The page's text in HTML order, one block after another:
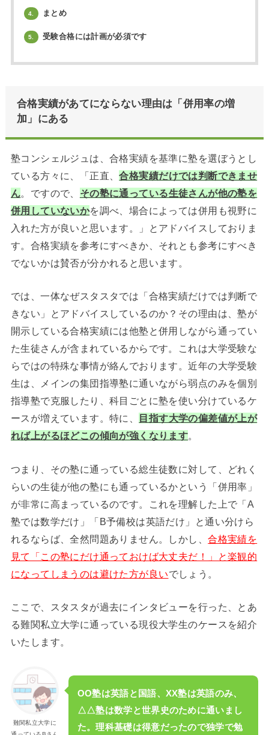
4. まとめ
5. 受験合格には計画が必須です
合格実績があてにならない理由は「併用率の増
加」にある
塾コンシェルジュは、合格実績を基準に塾を選ぼうとし
ている方々に、「正直、合格実績だけでは判断できませ
ん。ですので、 その塾に通っている生徒さんが他の塾を
併用していないかを調べ、場合によっては併用も視野に
入れた方が良いと思います。」とアドバイスしておりま
す。合格実績を参考にすべきか、それとも参考にすべき
でないかは賛否が分かれると思います。
では、一体なぜスタスタでは「合格実績だけでは判断で
きない」とアドバイスしているのか？その理由は、塾が
開示している合格実績には他塾と併用しながら通ってい
た生徒さんが含まれているからです。これは大学受験な
らではの特殊な事情が絡んでおります。近年の大学受験
生は、メインの集団指導塾に通いながら弱点のみを個別
指導塾で克服したり、科目ごとに塾を使い分けているケ
ースが増えています。特に、
目指す大学の偏差値が上が
れば上がるほどこの傾向が強くなります。
つまり、その塾に通っている総生徒数に対して、どれく
らいの生徒が他の塾にも通っているかという「併用率」
が非常に高まっているのです。これを理解した上で「A
塾では数学だけ」「B予備校は英語だけ」と通い分けら
れるならば、全然問題ありません。しかし、合格実績を
見て「この塾にだけ通っておけば大丈夫だ！」と楽観的
になってしまうのは避けた方が良いでしょう。
ここで、スタスタが過去にインタビューを行った、とあ
る難関私立大学に通っている現役大学生のケースを紹介
いたします。
難関私立大学に
OO塾は英語と国語、XX塾は英語のみ、
△△塾は数学と世界史のために通いまし
た。理科基礎は得意だったので独学で勉